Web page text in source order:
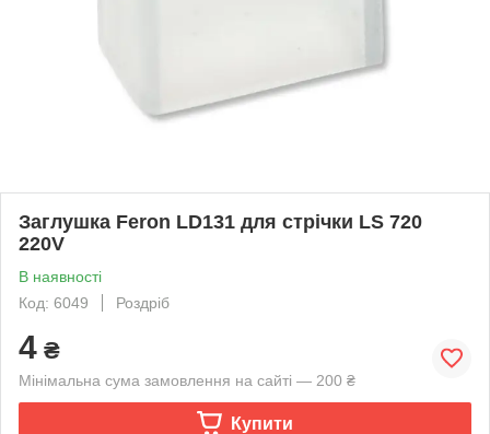
Заглушка Feron LD131 для стрічки LS 720
220V
В наявності
Код: 6049
Роздріб
4 ₴
Мінімальна сума замовлення на сайті — 200 ₴
Купити